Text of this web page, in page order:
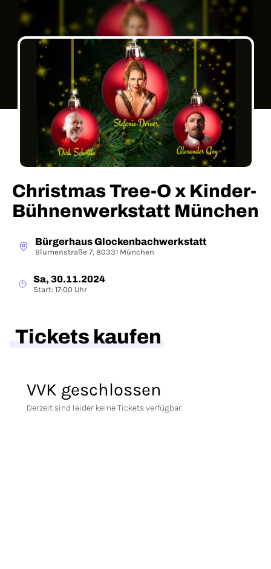
Christmas Tree-O x Kinder-
Bühnenwerkstatt München
Bürgerhaus Glockenbachwerkstatt
Blumenstraße 7, 80331 München
Sa, 30.11.2024
Start: 17:00 Uhr
Tickets kaufen
VVK geschlossen
Derzeit sind leider keine Tickets verfügbar.